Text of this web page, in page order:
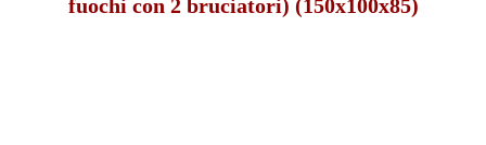
fuochi con 2 bruciatori) (150x100x85)